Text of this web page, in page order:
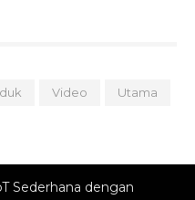
Video Utama
Sederhana dengan